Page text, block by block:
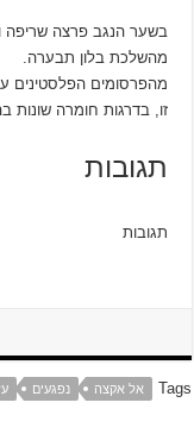
בשער הנגב פרצה שריפה
מהשלכת בלון תבערה.
זו, בדרגות חומרה שונות
תגובות
תגובות
Tags אל אקצה נפגעים